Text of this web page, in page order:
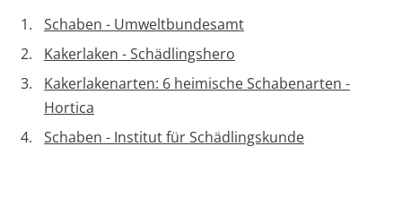
Schaben - Umweltbundesamt
Kakerlaken - Schädlingshero
Kakerlakenarten: 6 heimische Schabenarten -
Hortica
Schaben - Institut für Schädlingskunde